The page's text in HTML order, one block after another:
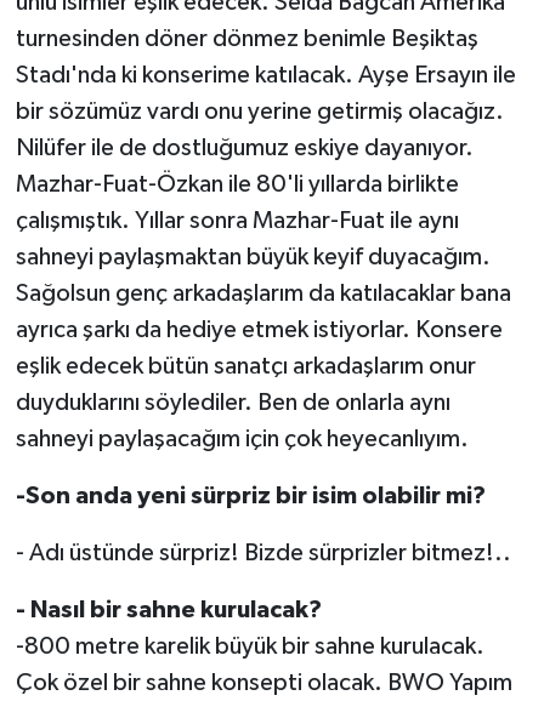
turnesinden döner dönmez benimle Beşiktaş
Stadı'nda ki konserime katılacak. Ayşe Ersayın ile
bir sözümüz vardı onu yerine getirmiş olacağız.
Nilüfer ile de dostluğumuz eskiye dayanıyor.
Mazhar-Fuat-Özkan ile 80'li yıllarda birlikte
çalışmıştık. Yıllar sonra Mazhar-Fuat ile aynı
sahneyi paylaşmaktan büyük keyif duyacağım.
Sağolsun genç arkadaşlarım da katılacaklar bana
ayrıca şarkı da hediye etmek istiyorlar. Konsere
eşlik edecek bütün sanatçı arkadaşlarım onur
duyduklarını söylediler. Ben de onlarla aynı
sahneyi paylaşacağım için çok heyecanlıyım.
-Son anda yeni sürpriz bir isim olabilir mi?
- Adı üstünde sürpriz! Bizde sürprizler bitmez!..
- Nasıl bir sahne kurulacak?
-800 metre karelik büyük bir sahne kurulacak.
Çok özel bir sahne konsepti olacak. BWO Yapım